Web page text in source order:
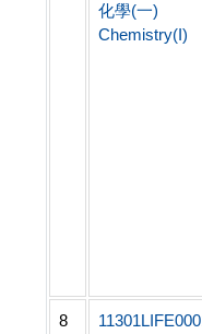
化學(一)
Chemistry(I)
8